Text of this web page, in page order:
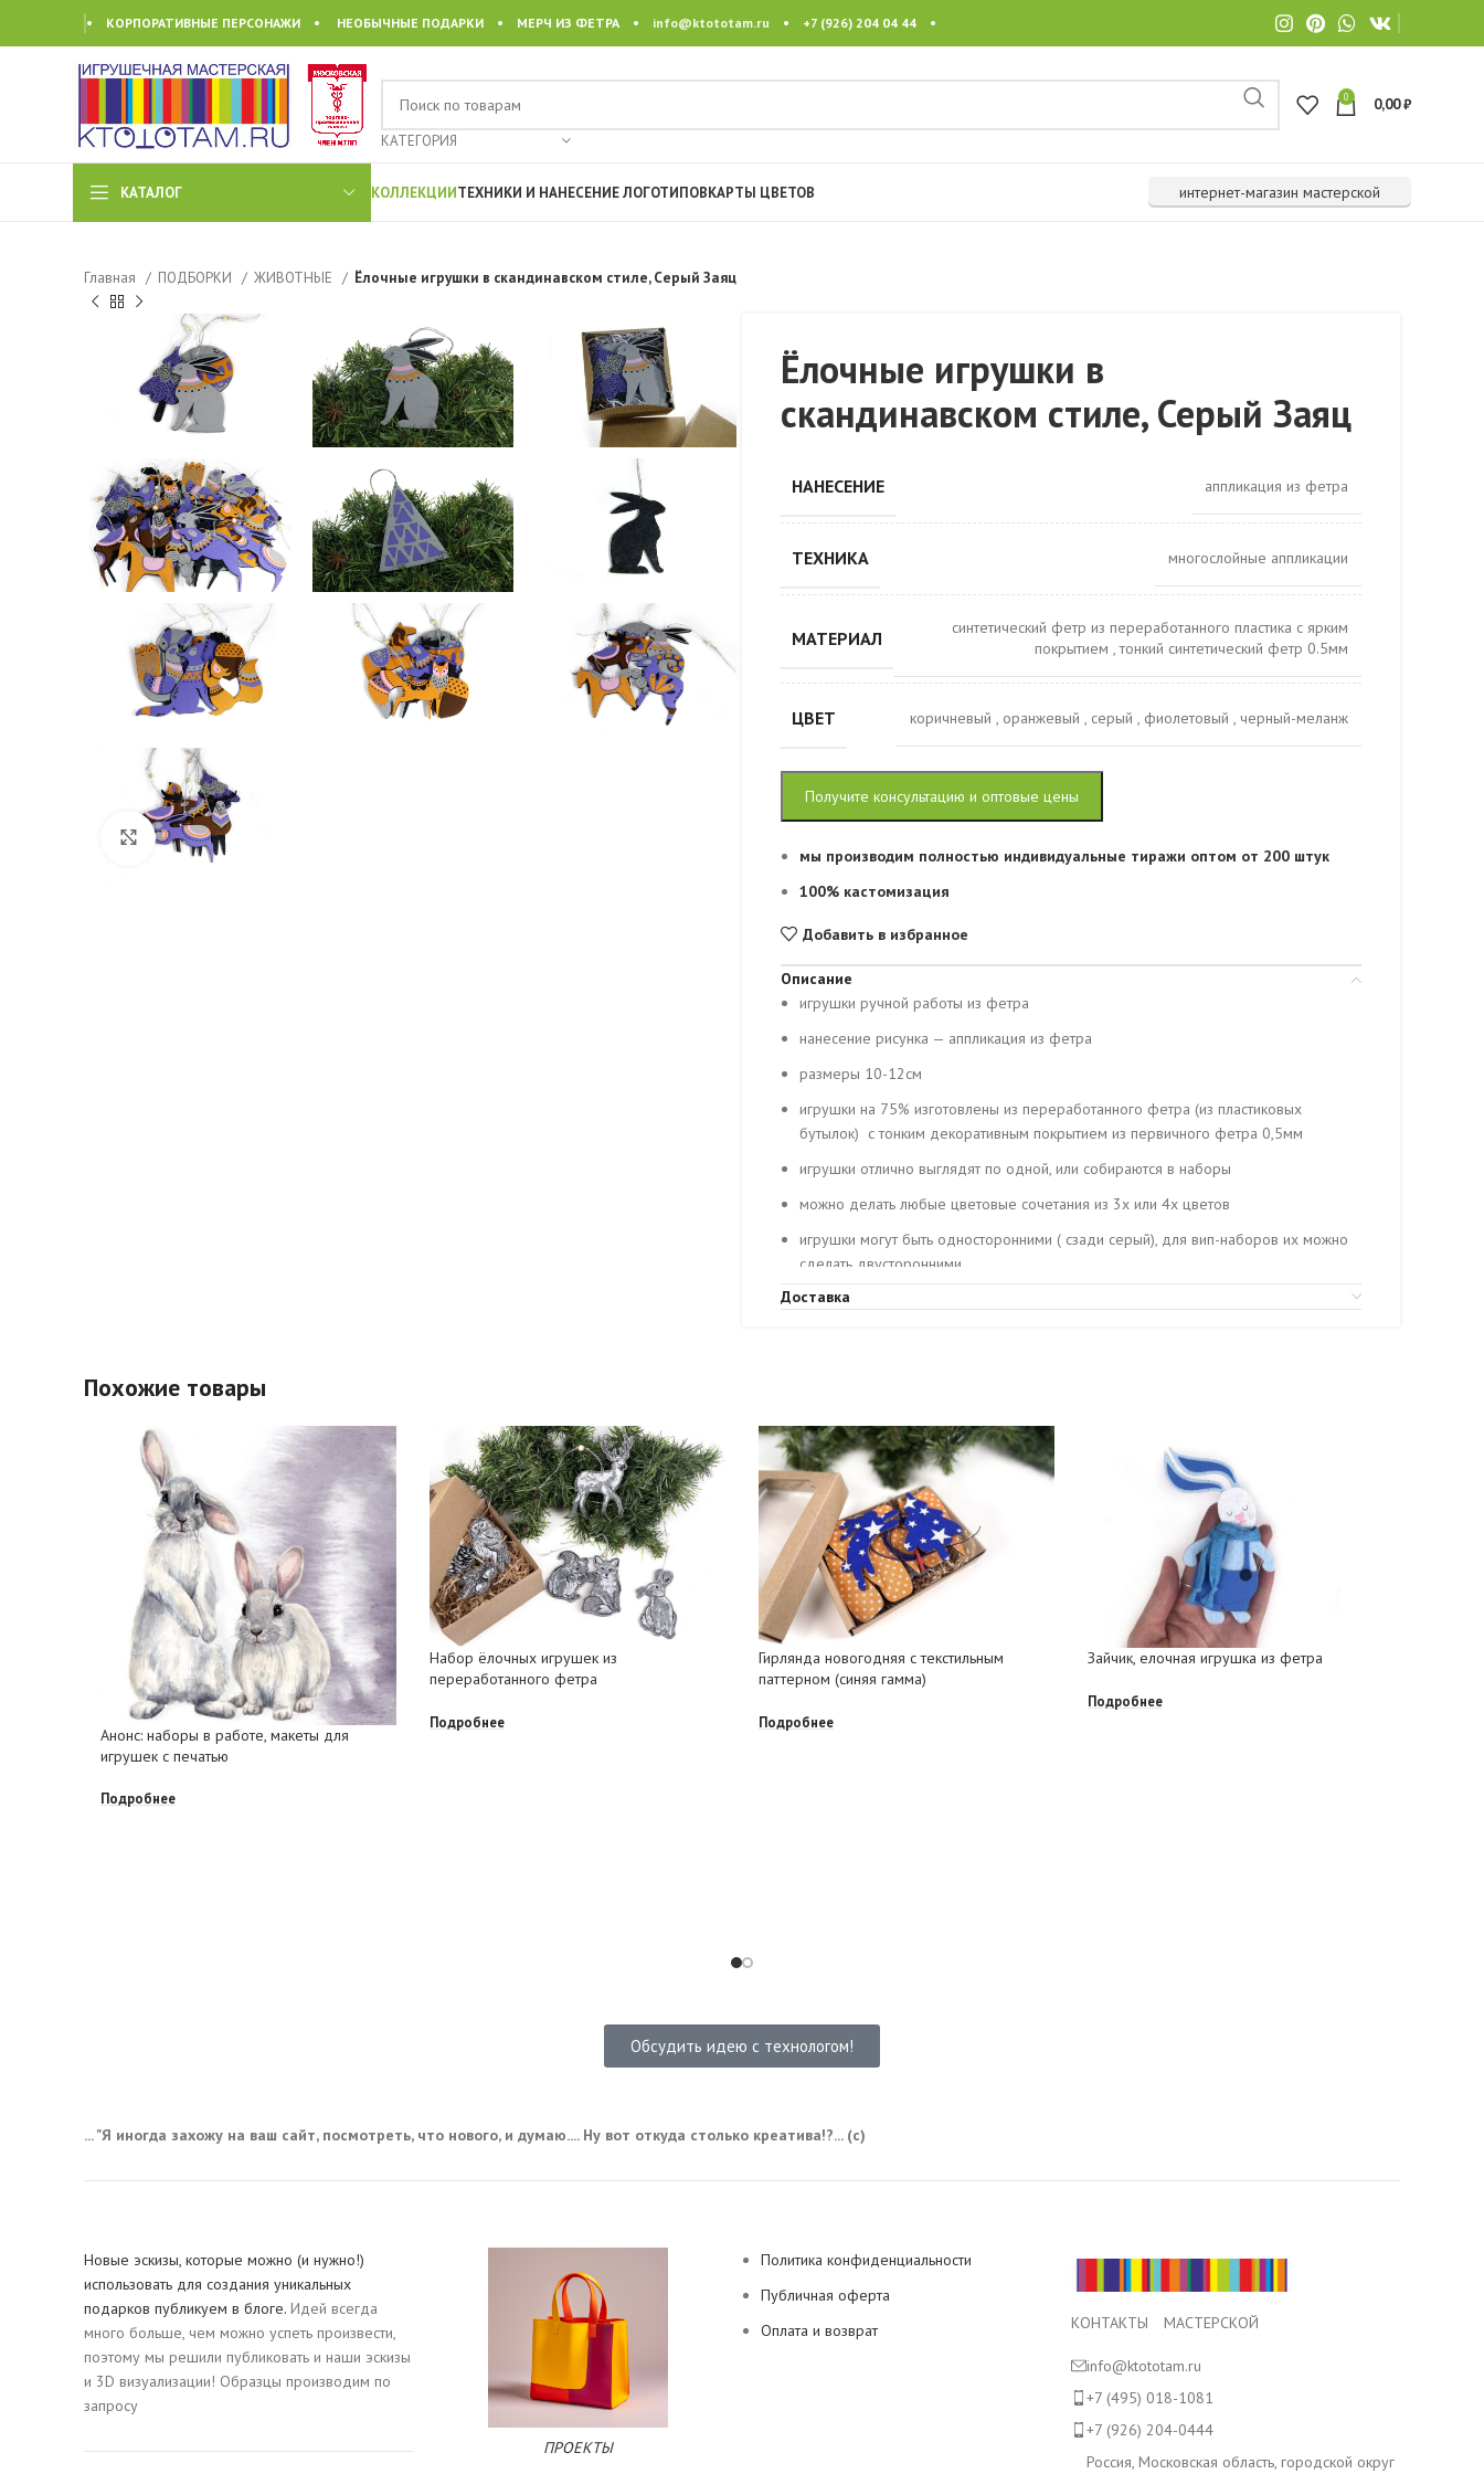
• КОРПОРАТИВНЫЕ ПЕРСОНАЖИ • НЕОБЫЧНЫЕ ПОДАРКИ • МЕРЧ ИЗ ФЕТРА • info@ktototam.ru • +7 (926) 204 04 44 •
КАТЕГОРИЯ
0 0,00₽
КАТАЛОГ КОЛЛЕКЦИИТЕХНИКИ И НАНЕСЕНИЕ ЛОГОТИПОВКАРТЫ ЦВЕТОВ интернет-магазин мастерской
Главная ПОДБОРКИ ЖИВОТНЫЕ Ёлочные игрушки в скандинавском стиле, Серый Заяц
Click to enlarge
Ёлочные игрушки в
скандинавском стиле, Серый Заяц
НАНЕСЕНИЕ аппликация из фетра
ТЕХНИКА многослойные аппликации
МАТЕРИАЛ
синтетический фетр из переработанного пластика с ярким
покрытием ,тонкий синтетический фетр 0.5мм
ЦВЕТ коричневый , оранжевый , серый , фиолетовый , черный-меланж
Получите консультацию и оптовые цены
мы производим полностью индивидуальные тиражи оптом от 200 штук
100% кастомизация
Добавить в избранное
Описание
игрушки ручной работы из фетра
нанесение рисунка — аппликация из фетра
размеры 10-12см
игрушки на 75% изготовлены из переработанного фетра (из пластиковых
бутылок) с тонким декоративным покрытием из первичного фетра 0,5мм
игрушки отлично выглядят по одной, или собираются в наборы
можно делать любые цветовые сочетания из 3х или 4х цветов
игрушки могут быть односторонними ( сзади серый), для вип-наборов их можно
сделать двусторонними
делаем любую форму на заказ, изготавливаем символы года по вашим
Доставка
Похожие товары
Анонс: наборы в работе, макеты для
игрушек с печатью
Подробнее
Набор ёлочных игрушек из
переработанного фетра
Подробнее
Гирлянда новогодняя с текстильным
паттерном (синяя гамма)
Подробнее
Зайчик, елочная игрушка из фетра
Подробнее
Обсудить идею с технологом!
... "Я иногда захожу на ваш сайт, посмотреть, что нового, и думаю.... Ну вот откуда столько креатива!?... (с)
Новые эскизы, которые можно (и нужно!)
использовать для создания уникальных
подарков публикуем в блоге. Идей всегда
много больше, чем можно успеть произвести,
поэтому мы решили публиковать и наши эскизы
и 3D визуализации! Образцы производим по
запросу
ПРОЕКТЫ
Политика конфиденциальности
Публичная оферта
Оплата и возврат
КОНТАКТЫ МАСТЕРСКОЙ
info@ktototam.ru
+7 (495) 018-1081
+7 (926) 204-0444
Россия, Московская область, городской округ